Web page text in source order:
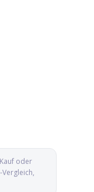
oder